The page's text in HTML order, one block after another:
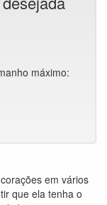
máximo:
em vários
que ela tenha o